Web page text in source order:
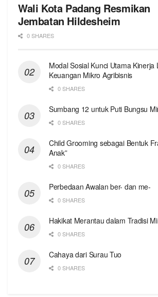
Wali Kota Padang Resmikan
Jembatan Hildesheim
0 SHARES
Modal Sosial Kunci Utama Kinerja
Keuangan Mikro Agribisnis
0 SHARES
Sumbang 12 untuk Puti Bungsu
0 SHARES
Child Grooming sebagai Bentuk
Anak”
0 SHARES
Perbedaan Awalan ber- dan me-
0 SHARES
Hakikat Merantau dalam Tradisi
0 SHARES
Cahaya dari Surau Tuo
0 SHARES